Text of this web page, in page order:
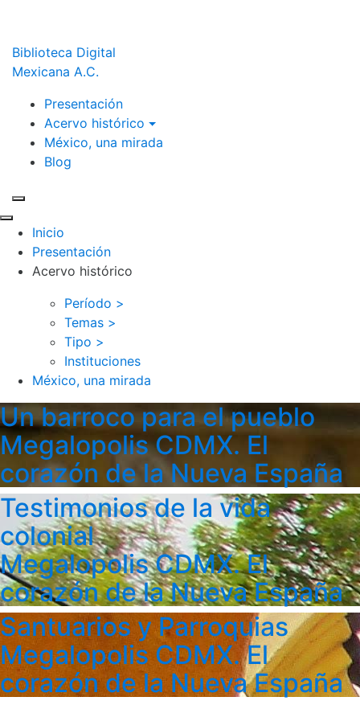
Biblioteca Digital
Mexicana A.C.
Presentación
Acervo histórico
México, una mirada
Blog
Inicio
Presentación
Acervo histórico
Período >
Temas >
Tipo >
Instituciones
México, una mirada
Un barroco para el pueblo
Megalopolis CDMX. El
corazón de la Nueva España
Testimonios de la vida
colonial
Megalopolis CDMX. El
corazón de la Nueva España
Santuarios y Parroquias
Megalopolis CDMX. El
corazón de la Nueva España